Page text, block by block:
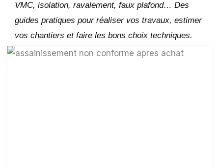
VMC, isolation, ravalement, faux plafond… Des
guides pratiques pour réaliser vos travaux, estimer
vos chantiers et faire les bons choix techniques.